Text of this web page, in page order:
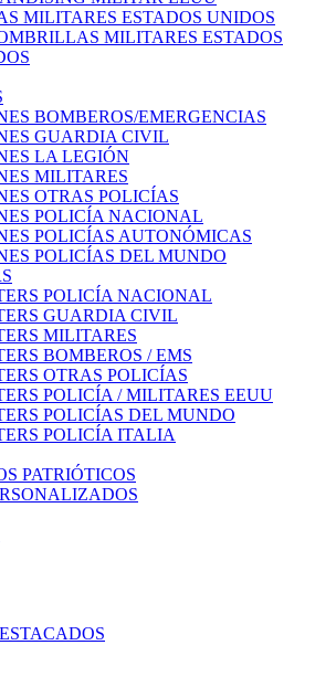
MILITARES ESTADOS UNIDOS
MILITARES ESTADOS
BOMBEROS/EMERGENCIAS
GUARDIA CIVIL
LA LEGIÓN
MILITARES
OTRAS POLICÍAS
POLICÍA NACIONAL
POLICÍAS AUTONÓMICAS
POLICÍAS DEL MUNDO
POLICÍA NACIONAL
GUARDIA CIVIL
MILITARES
BOMBEROS / EMS
OTRAS POLICÍAS
POLICÍA / MILITARES EEUU
POLICÍAS DEL MUNDO
POLICÍA ITALIA
PATRIÓTICOS